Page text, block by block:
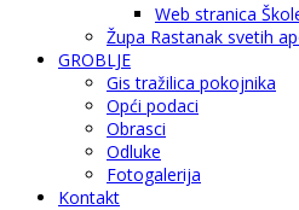
Web stranica
Župa Rastanak svetih
GROBLJE
Gis tražilica pokojnika
Opći podaci
Obrasci
Odluke
Fotogalerija
Kontakt